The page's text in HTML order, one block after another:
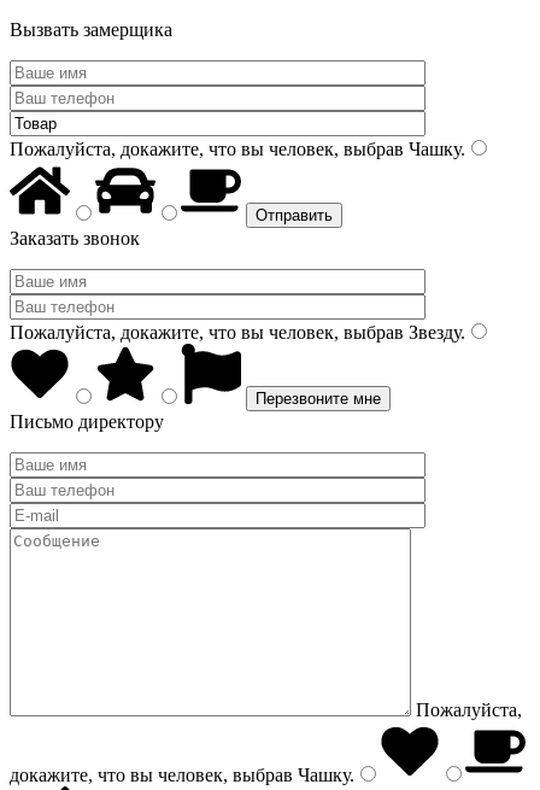
Вызвать замерщика
Пожалуйста, докажите, что вы человек, выбрав Чашку.
Заказать звонок
Пожалуйста, докажите, что вы человек, выбрав Звезду.
Письмо директору
Пожалуйста,
докажите, что вы человек, выбрав Чашку.